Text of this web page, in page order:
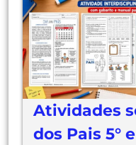
Atividades
dos Pais 5°